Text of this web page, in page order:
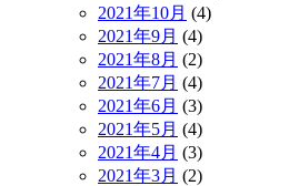
2021年10月 (4)
2021年9月 (4)
2021年8月 (2)
2021年7月 (4)
2021年6月 (3)
2021年5月 (4)
2021年4月 (3)
2021年3月 (2)